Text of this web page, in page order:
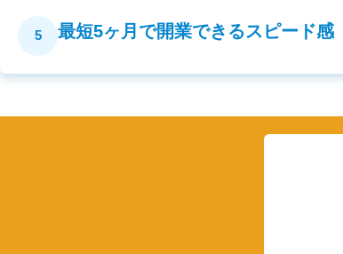
5 最短5ヶ月で開業できるスピード感